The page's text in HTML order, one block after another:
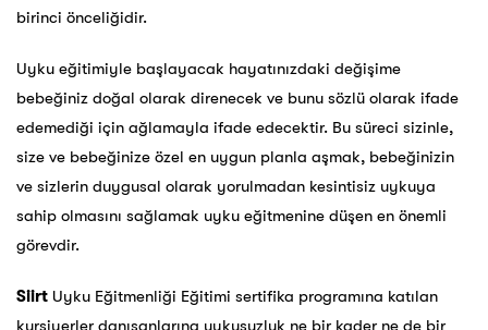
birinci önceliğidir.
Uyku eğitimiyle başlayacak hayatınızdaki değişime
bebeğiniz doğal olarak direnecek ve bunu sözlü olarak ifade
edemediği için ağlamayla ifade edecektir. Bu süreci sizinle,
size ve bebeğinize özel en uygun planla aşmak, bebeğinizin
ve sizlerin duygusal olarak yorulmadan kesintisiz uykuya
sahip olmasını sağlamak uyku eğitmenine düşen en önemli
görevdir.
Siirt Uyku Eğitmenliği Eğitimi sertifika programına katılan
kursiyerler danışanlarına uykusuzluk ne bir kader ne de bir